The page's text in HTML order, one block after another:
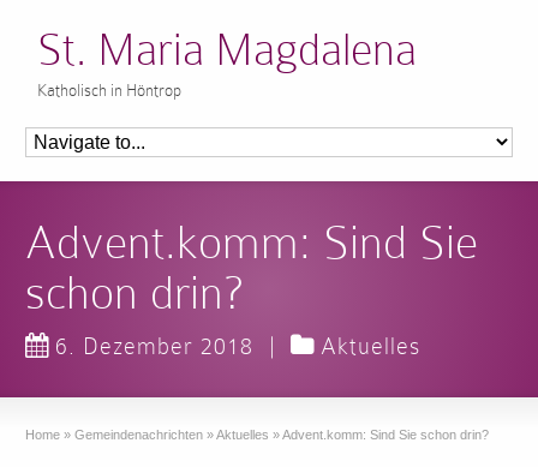
St. Maria Magdalena
Katholisch in Höntrop
Advent.komm: Sind Sie
schon drin?
6. Dezember 2018 | Aktuelles
Home » Gemeindenachrichten »Aktuelles »Advent.komm: Sind Sie schon drin?